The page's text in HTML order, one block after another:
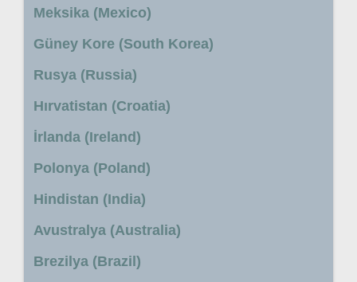
Meksika (Mexico)
Güney Kore (South Korea)
Rusya (Russia)
Hırvatistan (Croatia)
İrlanda (Ireland)
Polonya (Poland)
Hindistan (India)
Avustralya (Australia)
Brezilya (Brazil)